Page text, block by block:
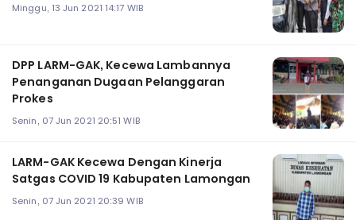
Minggu, 13 Jun 2021 14:17 WIB
DPP LARM-GAK, Kecewa Lambannya
Penanganan Dugaan Pelanggaran
Prokes
Senin, 07 Jun 2021 20:51 WIB
LARM-GAK Kecewa Dengan Kinerja
Satgas COVID 19 Kabupaten Lamongan
Senin, 07 Jun 2021 20:39 WIB